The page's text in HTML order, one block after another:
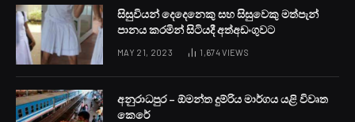
සිසුවියන් දෙදෙනෙකු සහ සිසුවෙකු මත්පැන්
පානය කරමින් සිටියදී අත්අඩංගුවට
MAY 21, 2023 1,674VIEWS
අනුරාධපුර – ඕමන්ත දුම්රිය මාර්ගය යළි විවෘත
කෙරේ